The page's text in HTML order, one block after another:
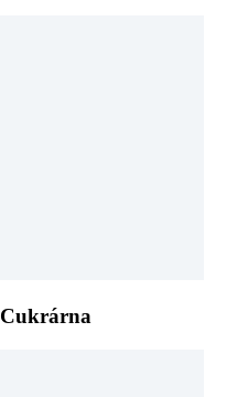
Cukrárna